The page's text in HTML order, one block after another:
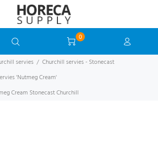
0
servies
Churchill servies - Stonecast
'Nutmeg Cream'
Cream Stonecast Churchill